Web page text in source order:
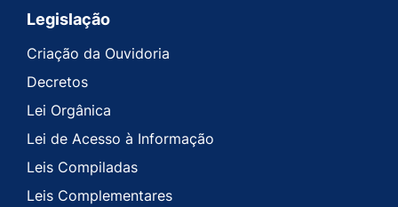
Legislação
Criação da Ouvidoria
Decretos
Lei Orgânica
Lei de Acesso à Informação
Leis Compiladas
Leis Complementares